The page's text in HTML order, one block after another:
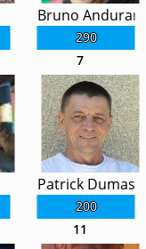
290
Bruno Andurand
7
200
Patrick Dumas
11